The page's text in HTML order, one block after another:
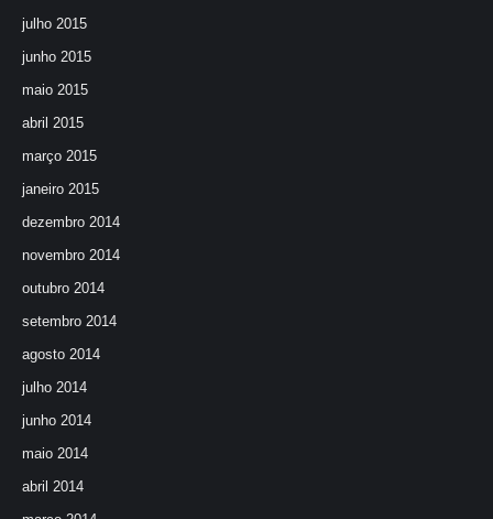
julho 2015
junho 2015
maio 2015
abril 2015
março 2015
janeiro 2015
dezembro 2014
novembro 2014
outubro 2014
setembro 2014
agosto 2014
julho 2014
junho 2014
maio 2014
abril 2014